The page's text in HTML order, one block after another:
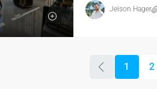
Jeison Hager
1 2